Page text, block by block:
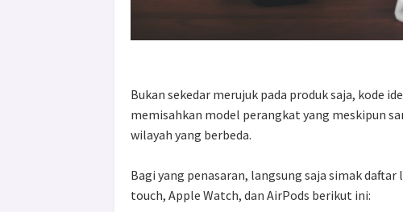
Bukan sekedar merujuk pada produk saja, kode
memisahkan model perangkat yang meskipun
wilayah yang berbeda.
Bagi yang penasaran, langsung saja simak
touch, Apple Watch, dan AirPods berikut ini: